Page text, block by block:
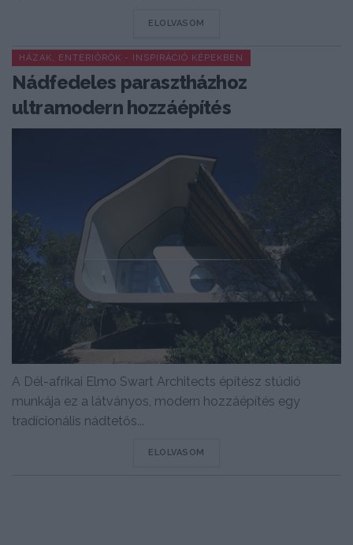
ELOLVASOM
HÁZAK, ENTERIŐRÖK - INSPIRÁCIÓ KÉPEKBEN
Nádfedeles parasztházhoz
ultramodern hozzáépítés
A Dél-afrikai Elmo Swart Architects építész stúdió
munkája ez a látványos, modern hozzáépítés egy
tradícionális nádtetős...
ELOLVASOM